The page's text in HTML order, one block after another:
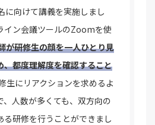
に向けて講義を実施しまし
イン会議ツールのZoomを使
が研修生の顔を一人ひとり見
、都度理解度を確認すること
生にリアクションを求めるよ
、人数が多くても、双方向の
る研修を行うことができまし